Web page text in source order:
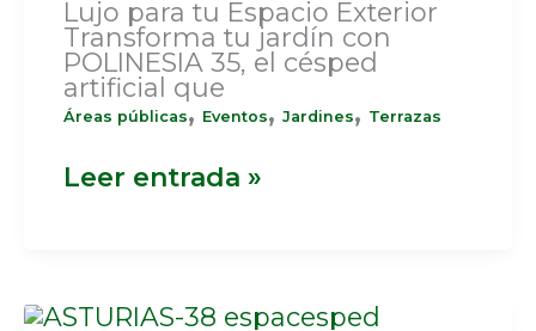
Lujo para tu Espacio Exterior
Transforma tu jardín con
POLINESIA 35, el césped
artificial que
Áreas públicas, Eventos, Jardines, Terrazas
Leer entrada »
ASTURIAS